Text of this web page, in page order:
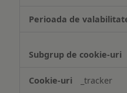
_tracker